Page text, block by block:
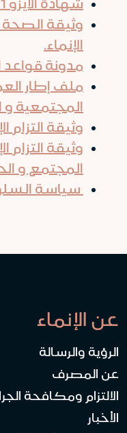
شهادة الأيزو 14001
وثيقة
الإنماء.
مدونة قواعد
ملف إطار
المجتمعية
وثيقة التزام
وثيقة التزام
المجتمع و
سياسة
عن الإنماء
الرؤية والرسالة
عن المصرف
الالتزام ومكافحة
الأخبار